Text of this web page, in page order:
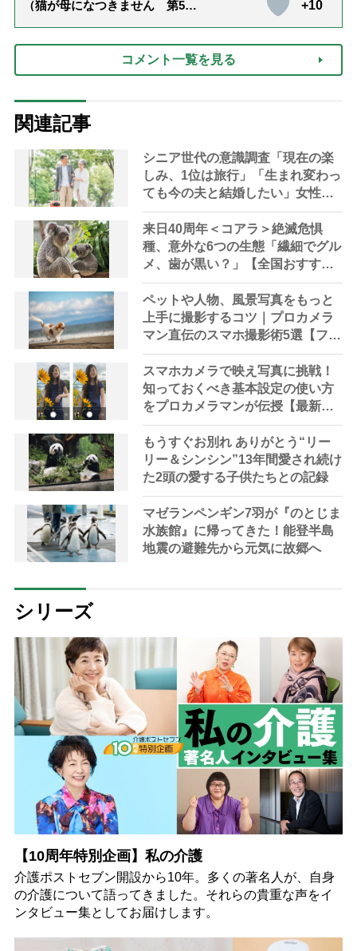
（猫が母になつきません 第500
+10
コメント一覧を見る
関連記事
シニア世代の意識調査「現在の楽
しみ、1位は旅行」「生まれ変わっ
ても今の夫と結婚したい」女性
60％、男性71％と男女差も
来日40周年＜コアラ＞絶滅危惧
種、意外な6つの生態「繊細でグル
メ、歯が黒い？」【全国おすすめ
スポット7選】
ペットや人物、風景写真をもっと
上手に撮影するコツ｜プロカメラ
マン直伝のスマホ撮影術5選【フリ
マアプリ用アイテムの撮り方つ
き】
スマホカメラで映え写真に挑戦！
知っておくべき基本設定の使い方
をプロカメラマンが伝授【最新ア
プリ紹介つき】
もうすぐお別れ ありがとう“リー
リー＆シンシン”13年間愛され続け
た2頭の愛する子供たちとの記録
マゼランペンギン7羽が『のとじま
水族館』に帰ってきた！能登半島
地震の避難先から元気に故郷へ
シリーズ
【10周年特別企画】私の介護
介護ポストセブン開設から10年。多くの著名人が、自身
の介護について語ってきました。それらの貴重な声をイ
ンタビュー集としてお届けします。